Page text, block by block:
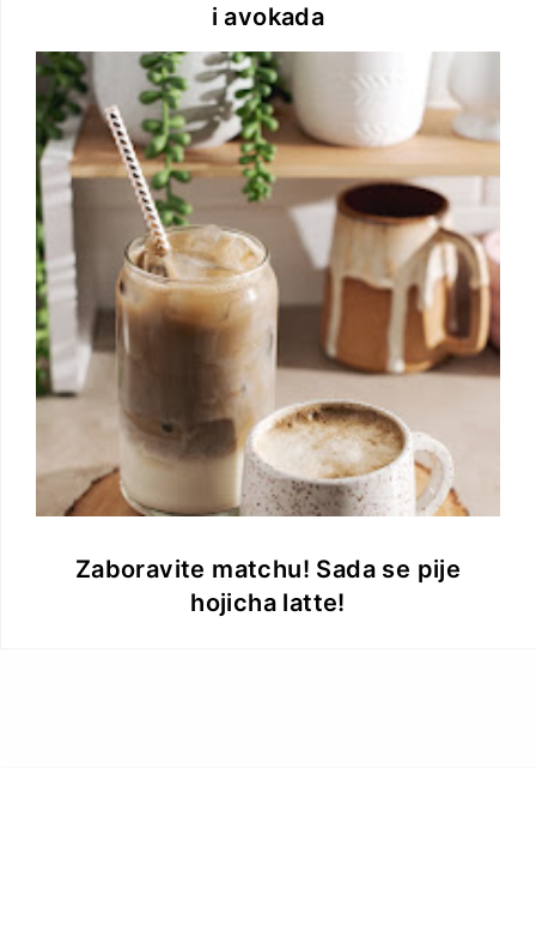
i avokada
Zaboravite matchu! Sada se pije
hojicha latte!